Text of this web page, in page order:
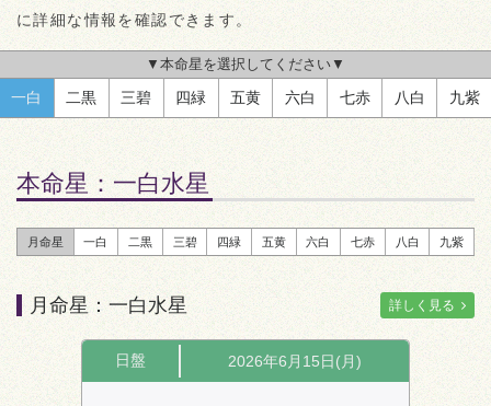
に詳細な情報を確認できます。
▼本命星を選択してください▼
一白 二黒 三碧 四緑 五黄 六白 七赤 八白 九紫
本命星： 一白水星
月命星 一白 二黒 三碧 四緑 五黄 六白 七赤 八白 九紫
月命星：一白水星 詳しく見る
日盤 2026年6月15日(月)